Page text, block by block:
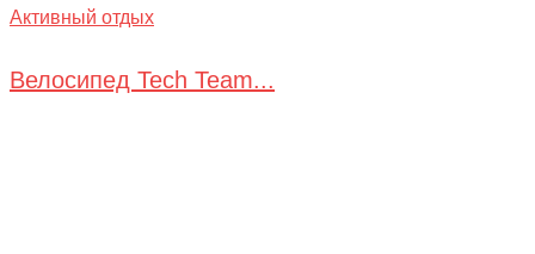
Активный отдых
Велосипед Tech Team...